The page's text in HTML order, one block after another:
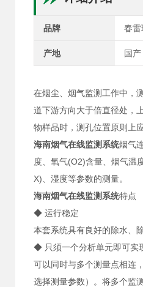
品牌 春雷
产地 国产
在烟尘、烟气监测工作中，
道下游方向大于倍直径处，
物样品时，测孔位置原则上
海南烟气在线监测系统烟气
度、氧气(O2)含量、烟气温
X)、湿度等参数的测量。
海南烟气在线监测系统特点
◆ 运行稳定
本套系统具有良好的除水、
◆ 只须一个分析单元即可实
可以同时与多个测量点相连
选择测量参数）。将多个监